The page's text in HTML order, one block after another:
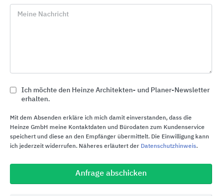
Hörmann
Meine Nachricht
Ich möchte den Heinze Architekten- und Planer-Newsletter
erhalten.
Mit dem Absenden erkläre ich mich damit einverstanden, dass die
Heinze GmbH meine Kontaktdaten und Bürodaten zum Kundenservice
speichert und diese an den Empfänger übermittelt. Die Einwilligung kann
ich jederzeit widerrufen. Näheres erläutert der Datenschutzhinweis.
Anfrage abschicken